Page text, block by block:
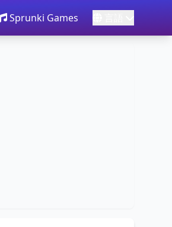
Sprunki Games